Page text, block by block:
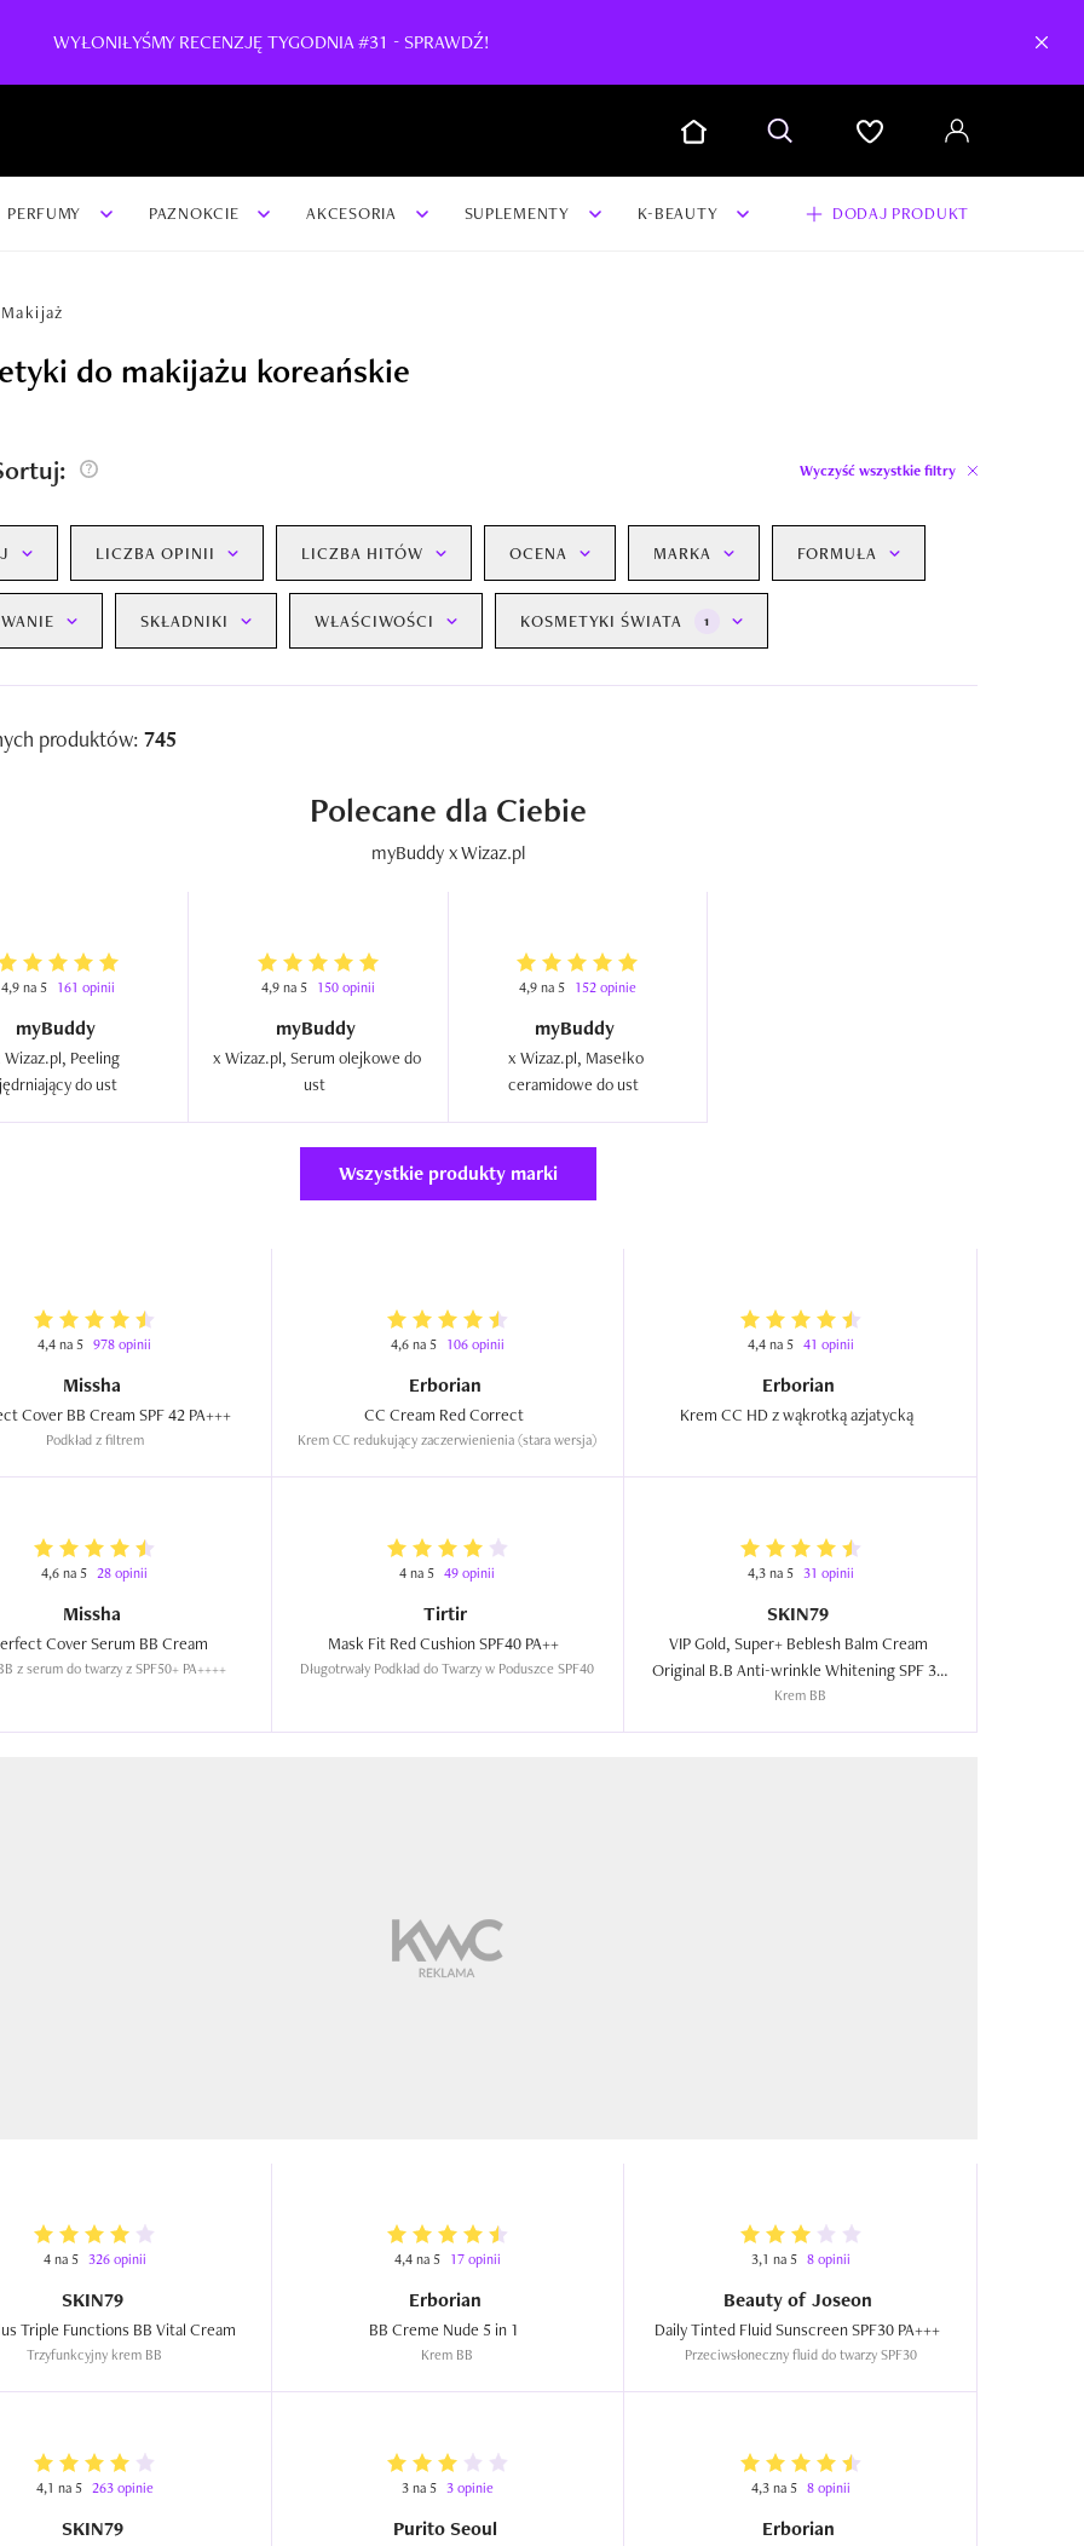
WYŁONIŁYŚMY RECENZJĘ TYGODNIA #31 - SPRAWDŹ!
PERFUMY PAZNOKCIE AKCESORIA SUPLEMENTY K-BEAUTY DODAJ PRODUKT
Makijaż
do makijażu koreańskie
Wyczyść wszystkie filtry
LICZBA OPINII LICZBA HITÓW OCENA MARKA FORMUŁA
SKŁADNIKI WŁAŚCIWOŚCI KOSMETYKI ŚWIATA 1
produktów: 745
Polecane dla Ciebie
myBuddy x Wizaz.pl
4,9 na 5 161 opinii
myBuddy
Wizaz.pl, Peeling
4,9 na 5 150 opinii
myBuddy
x Wizaz.pl, Serum olejkowe do
4,9 na 5 152 opinie
myBuddy
x Wizaz.pl, Masełko
Wszystkie produkty marki
4,4 na 5 978 opinii
Missha
Podkład z filtrem
4,6 na 5 106 opinii
Erborian
Krem CC redukujący zaczerwienienia (stara wersja)
4,4 na 5 41 opinii
Erborian
4,6 na 5 28 opinii
Missha
z serum do twarzy z SPF50+ PA++++
4 na 5 49 opinii
Tirtir
Długotrwały Podkład do Twarzy w Poduszce SPF40
4,3 na 5 31 opinii
SKIN79
VIP Gold, Super+ Beblesh Balm Cream
Original B.B Anti-wrinkle Whitening SPF 30
PA +++
Krem BB
4 na 5 326 opinii
SKIN79
Trzyfunkcyjny krem BB
4,4 na 5 17 opinii
Erborian
Krem BB
3,1 na 5 8 opinii
Beauty of Joseon
Przeciwsłoneczny fluid do twarzy SPF30
4,1 na 5 263 opinie
SKIN79
3 na 5 3 opinie
Purito Seoul
4,3 na 5 8 opinii
Erborian